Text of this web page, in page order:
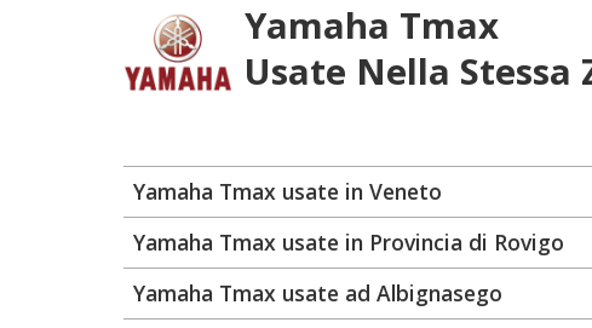
Yamaha Tmax
Usate Nella Stessa
Yamaha Tmax usate in Veneto
Yamaha Tmax usate in Provincia di Rovigo
Yamaha Tmax usate ad Albignasego